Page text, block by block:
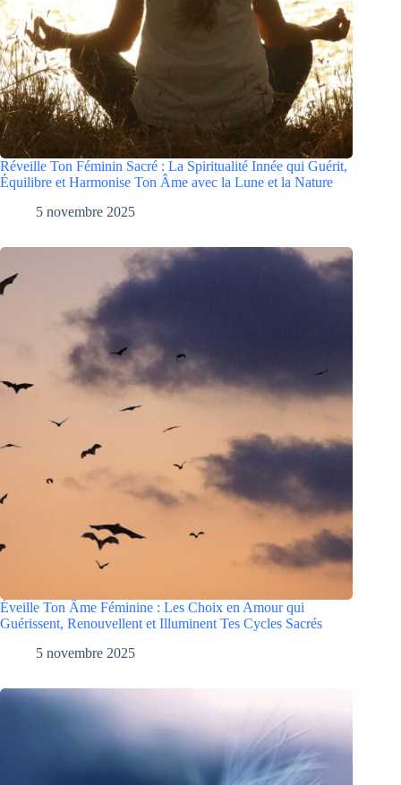
Réveille Ton Féminin Sacré : La Spiritualité Innée qui Guérit,
Équilibre et Harmonise Ton Âme avec la Lune et la Nature
5 novembre 2025
Éveille Ton Âme Féminine : Les Choix en Amour qui
Guérissent, Renouvellent et Illuminent Tes Cycles Sacrés
5 novembre 2025